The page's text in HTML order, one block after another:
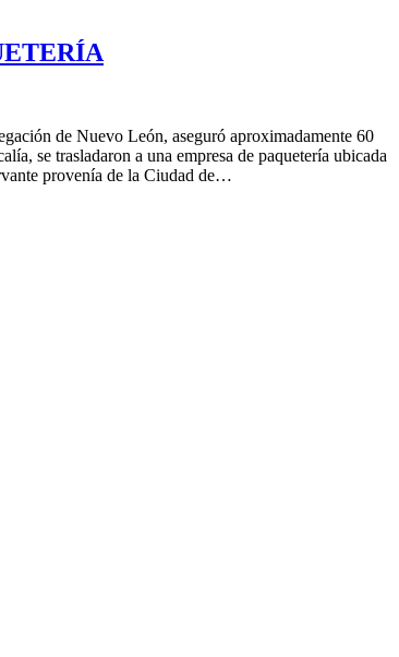
de Nuevo León, aseguró aproximadamente 60
se trasladaron a una empresa de paquetería ubicada
provenía de la Ciudad de…